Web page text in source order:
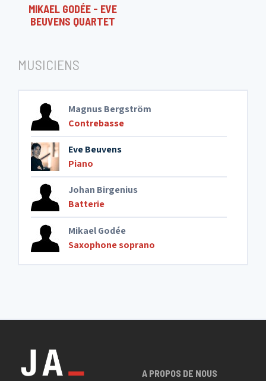
MIKAEL GODÉE - EVE
BEUVENS QUARTET
MUSICIENS
Magnus Bergström
Contrebasse
Eve Beuvens
Piano
Johan Birgenius
Batterie
Mikael Godée
Saxophone soprano
A PROPOS DE NOUS